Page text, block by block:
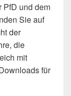
PfD und dem
Sie auf
der
die
mit
für